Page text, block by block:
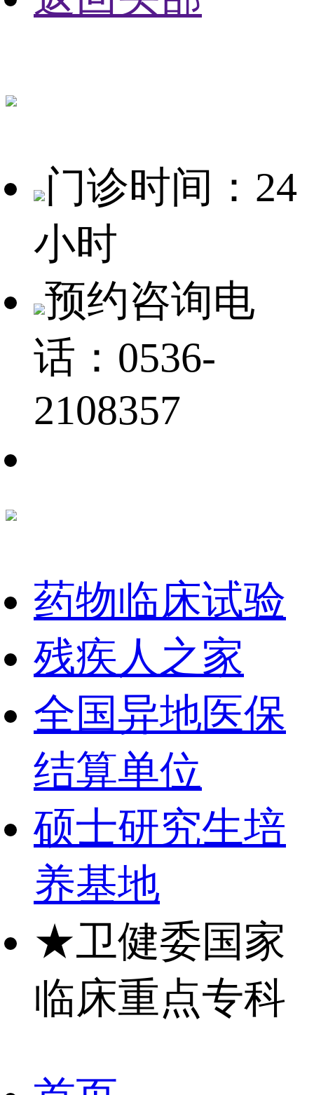
门诊时间：24
小时
预约咨询电
话：0536-
2108357
药物临床试验
残疾人之家
全国异地医保
结算单位
硕士研究生培
养基地
★卫健委国家
临床重点专科